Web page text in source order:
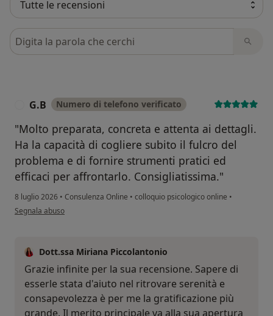
Cerca nelle recensioni
G.B Numero di telefono verificato
"Molto preparata, concreta e attenta ai dettagli.
Ha la capacità di cogliere subito il fulcro del
problema e di fornire strumenti pratici ed
efficaci per affrontarlo. Consigliatissima."
8 luglio 2026 • Consulenza Online • colloquio psicologico online •
secondo l'opinione dell'utente G.B
Segnala abuso
Dott.ssa Miriana Piccolantonio
Grazie infinite per la sua recensione. Sapere di
esserle stata d'aiuto nel ritrovare serenità e
consapevolezza è per me la gratificazione più
grande. Il merito principale va alla sua apertura